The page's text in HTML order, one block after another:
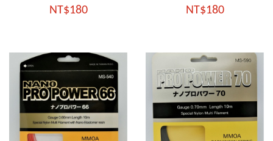
NT 180 NT 180